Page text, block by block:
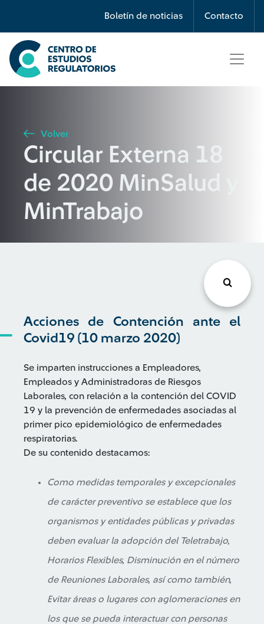
Boletín de noticias Contacto
Búsqueda
Seleccione país
Buscar
Volver
Circular Externa 18
de 2020 MinSalud y
MinTrabajo
Acciones de Contención ante el
Covid19 (10 marzo 2020)
Se imparten instrucciones a Empleadores,
Empleados y Administradoras de Riesgos
Laborales, con relación a la contención del COVID
19 y la prevención de enfermedades asociadas al
primer pico epidemiológico de enfermedades
respiratorias.
De su contenido destacamos:
Como medidas temporales y excepcionales
de carácter preventivo se establece que los
organismos y entidades públicas y privadas
deben evaluar la adopción del Teletrabajo,
Horarios Flexibles, Disminución en el número
de Reuniones Laborales, así como también,
Evitar áreas o lugares con aglomeraciones en
los que se pueda interactuar con personas